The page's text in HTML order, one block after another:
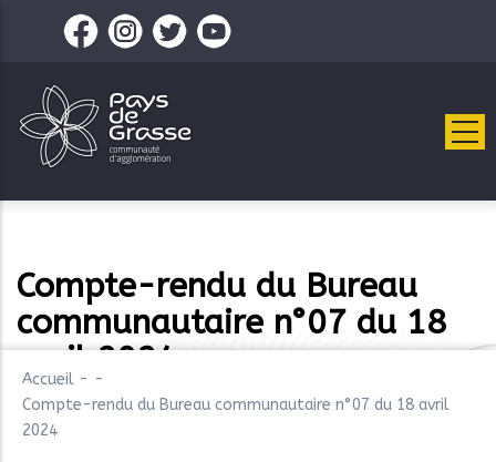
contenu
principal
Compte-rendu du Bureau
communautaire n°07 du 18
avril 2024
Accueil - -
Compte-rendu du Bureau communautaire n°07 du 18 avril
2024